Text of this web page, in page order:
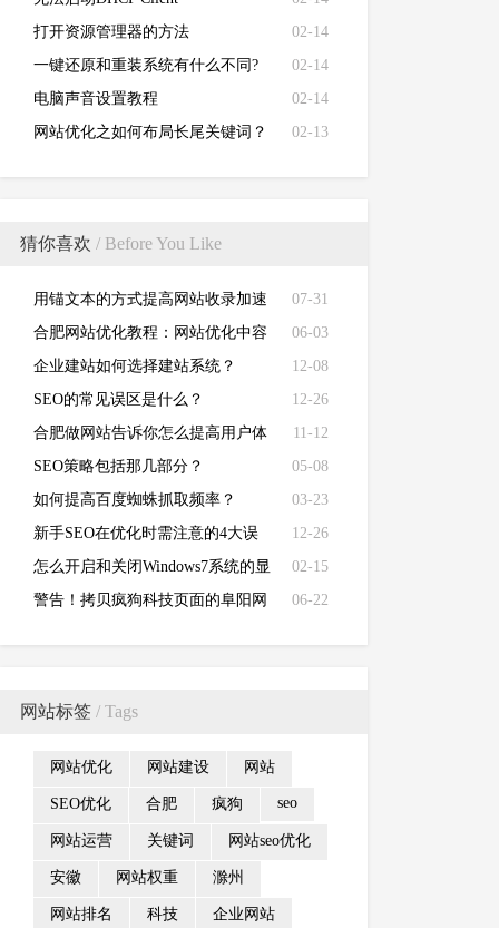
02-14
打开资源管理器的方法
02-14
一键还原和重装系统有什么不同?
02-14
电脑声音设置教程
02-13
网站优化之如何布局长尾关键词？
猜你喜欢 / Before You Like
07-31
用锚文本的方式提高网站收录加速
蜘蛛抓取！
06-03
合肥网站优化教程：网站优化中容
易忽略的优化技巧
12-08
企业建站如何选择建站系统？
12-26
SEO的常见误区是什么？
11-12
合肥做网站告诉你怎么提高用户体
验度
05-08
SEO策略包括那几部分？
03-23
如何提高百度蜘蛛抓取频率？
12-26
新手SEO在优化时需注意的4大误
区！
02-15
怎么开启和关闭Windows7系统的显
卡硬件加速功能
06-22
警告！拷贝疯狗科技页面的阜阳网
网站标签 / Tags
网站优化 网站建设 网站
SEO优化 合肥 疯狗 seo
网站运营 关键词 网站seo优化
安徽 网站权重 滁州
网站排名 科技 企业网站